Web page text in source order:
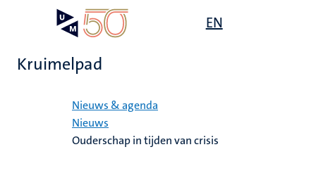
EN
Kruimelpad
Nieuws & agenda
Nieuws
Ouderschap in tijden van crisis